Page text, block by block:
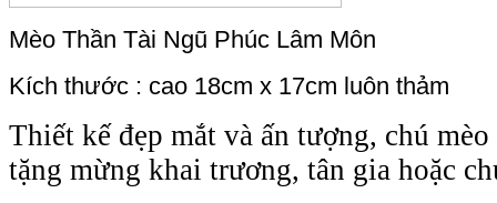
Mèo Thần Tài Ngũ Phúc Lâm Môn
Kích thước : cao 18cm x 17cm luôn thảm
Thiết kế đẹp mắt và ấn tượng, chú
tặng mừng khai trương, tân gia hoặc